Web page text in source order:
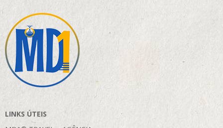
LINKS ÚTEIS